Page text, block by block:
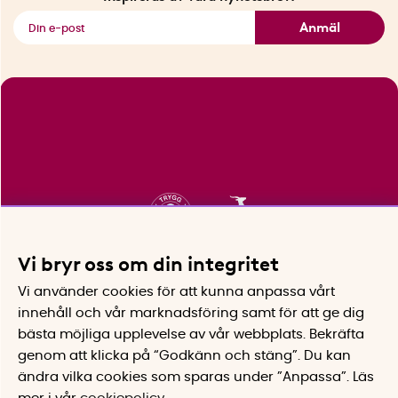
Anmäl
Vi bryr oss om din integritet
Vi använder cookies för att kunna anpassa vårt
innehåll och vår marknadsföring samt för att ge dig
bästa möjliga upplevelse av vår webbplats.
Bekräfta
genom att klicka på “Godkänn och stäng”. Du kan
ändra vilka cookies som sparas under ”Anpassa”.
Läs